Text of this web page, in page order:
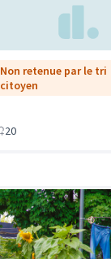
Non retenue par le tri
citoyen
20